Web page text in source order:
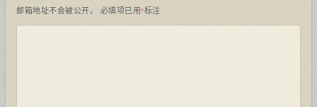
邮箱地址不会被公开。 必填项已用*标注